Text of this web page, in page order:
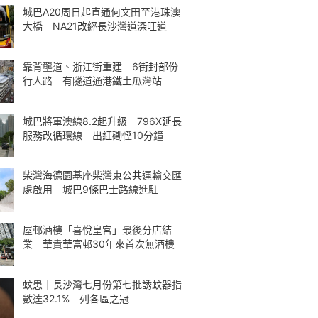
城巴A20周日起直通何文田至港珠澳
大橋 NA21改經長沙灣道深旺道
靠背壟道、浙江街重建 6街封部份
行人路 有隧道通港鐵土瓜灣站
城巴將軍澳線8.2起升級 796X延長
服務改循環線 出紅磡慳10分鐘
柴灣海德園基座柴灣東公共運輸交匯
處啟用 城巴9條巴士路線進駐
屋邨酒樓「喜悅皇宮」最後分店結
業 華貴華富邨30年來首次無酒樓
蚊患｜長沙灣七月份第七批誘蚊器指
數達32.1% 列各區之冠